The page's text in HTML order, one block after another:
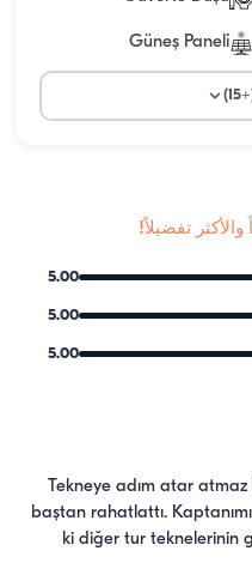
Güneş Paneli
تفضيلاً!
5.00
5.00
5.00
Tekneye adım atar
baştan rahatlattı.
ki diğer tur teknelerinin